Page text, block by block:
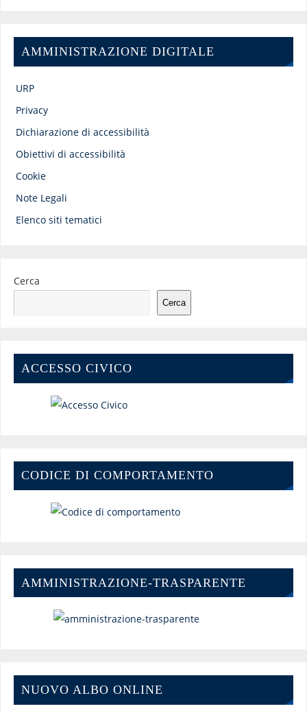
AMMINISTRAZIONE DIGITALE
URP
Privacy
Dichiarazione di accessibilità
Obiettivi di accessibilità
Cookie
Note Legali
Elenco siti tematici
Cerca
Cerca
ACCESSO CIVICO
CODICE DI COMPORTAMENTO
AMMINISTRAZIONE-TRASPARENTE
NUOVO ALBO ONLINE